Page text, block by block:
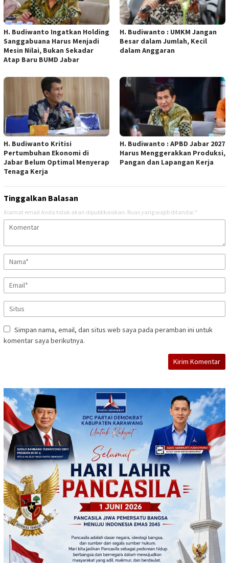
H. Budiwanto Ingatkan Holding
Sanggabuana Harus Menjadi
Mesin Nilai, Bukan Sekadar
Atap Baru BUMD Jabar
H. Budiwanto : UMKM Jangan
Besar dalam Jumlah, Kecil
dalam Anggaran
H. Budiwanto Kritisi
Pertumbuhan Ekonomi di
Jabar Belum Optimal Menyerap
Tenaga Kerja
H. Budiwanto : APBD Jabar 2027
Harus Menggerakkan Produksi,
Pangan dan Lapangan Kerja
Tinggalkan Balasan
Alamat email Anda tidak akan dipublikasikan. Ruas yang wajib ditandai *
Simpan nama, email, dan situs web saya pada peramban ini untuk
komentar saya berikutnya.